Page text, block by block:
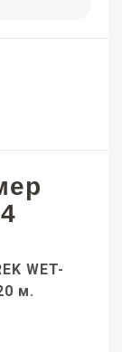
WET-
м.